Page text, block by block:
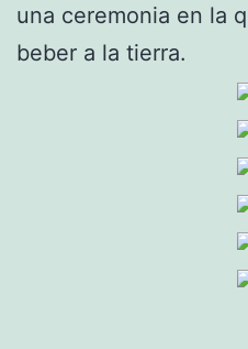
una ceremonia en la
beber a la tierra.